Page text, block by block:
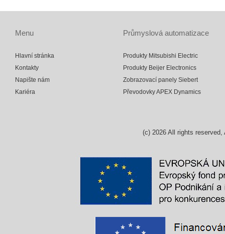
Menu
Hlavní stránka
Kontakty
Napište nám
Kariéra
Průmyslová automatizace
Produkty Mitsubishi Electric
Produkty Beijer Electronics
Zobrazovací panely Siebert
Převodovky APEX Dynamics
(c) 2026All rights reserved,